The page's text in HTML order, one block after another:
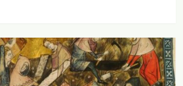
do biologicznej śmierci rzeki.